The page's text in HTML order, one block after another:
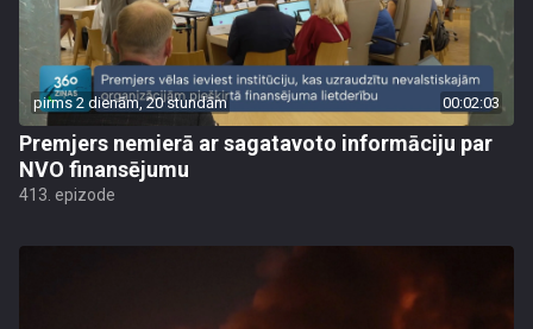
pirms 2 dienām, 20 stundām 00:02:03
Premjers nemierā ar sagatavoto informāciju par
NVO finansējumu
413. epizode